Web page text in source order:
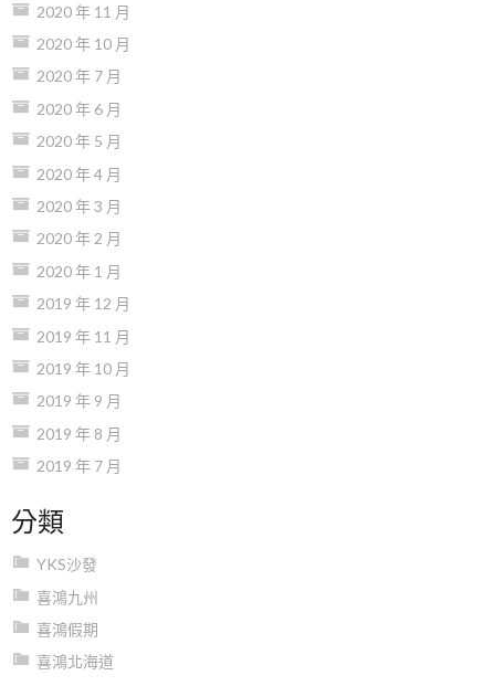
2020 年 11 月
2020 年 10 月
2020 年 7 月
2020 年 6 月
2020 年 5 月
2020 年 4 月
2020 年 3 月
2020 年 2 月
2020 年 1 月
2019 年 12 月
2019 年 11 月
2019 年 10 月
2019 年 9 月
2019 年 8 月
2019 年 7 月
分類
YKS沙發
喜鴻九州
喜鴻假期
喜鴻北海道